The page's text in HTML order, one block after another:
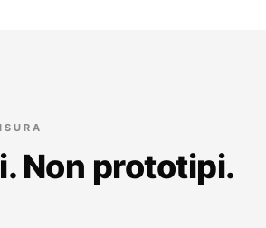
Non prototipi.